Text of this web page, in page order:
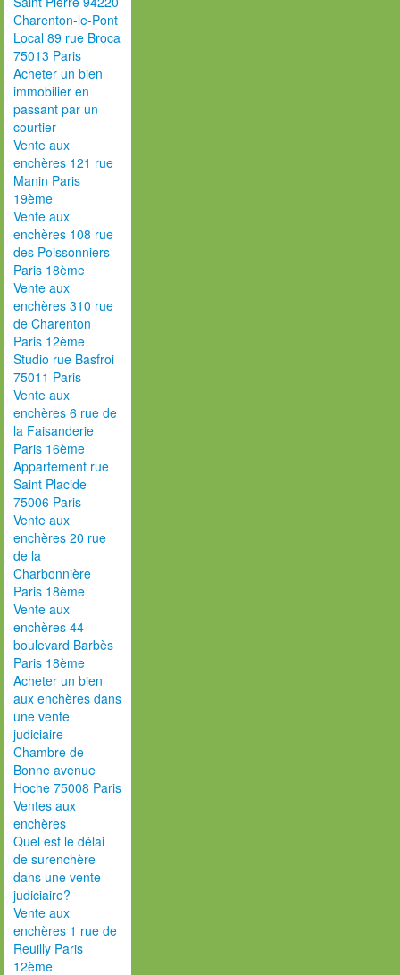
Charenton-le-Pont
Local 89 rue Broca
75013 Paris
Acheter un bien
immobilier en
passant par un
courtier
Vente aux
enchères 121 rue
Manin Paris
19ème
Vente aux
enchères 108 rue
des Poissonniers
Paris 18ème
Vente aux
enchères 310 rue
de Charenton
Paris 12ème
Studio rue Basfroi
75011 Paris
Vente aux
enchères 6 rue de
la Faisanderie
Paris 16ème
Appartement rue
Saint Placide
75006 Paris
Vente aux
enchères 20 rue
de la
Charbonnière
Paris 18ème
Vente aux
enchères 44
boulevard Barbès
Paris 18ème
Acheter un bien
aux enchères dans
une vente
judiciaire
Chambre de
Bonne avenue
Hoche 75008 Paris
Ventes aux
enchères
Quel est le délai
de surenchère
dans une vente
judiciaire?
Vente aux
enchères 1 rue de
Reuilly Paris
12ème